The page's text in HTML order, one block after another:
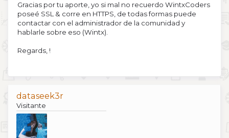
Gracias por tu aporte, yo si mal no recuerdo WintxCoders
poseé SSL & corre en HTTPS, de todas formas puede
contactar con el administrador de la comunidad y
hablarle sobre eso (Wintx).
Regards, !
dataseek3r
Visitante